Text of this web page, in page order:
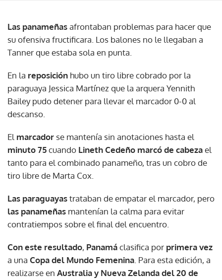
Las panameñasafrontaban problemas para hacer que
su ofensiva fructificara. Los balones no le llegaban a
Tanner que estaba sola en punta.
En la reposición hubo un tiro libre cobrado por la
paraguaya Jessica Martínez que la arquera Yennith
Bailey pudo detener para llevar el marcador 0-0 al
descanso.
El marcador se mantenía sin anotaciones hasta el
minuto 75cuando Lineth Cedeño marcó de cabezael
tanto para el combinado panameño, tras un cobro de
tiro libre de Marta Cox.
Las paraguayastrataban de empatar el marcador, pero
las panameñas mantenían la calma para evitar
contratiempos sobre el final del encuentro.
Con este resultado, Panamáclasifica por primera vez
a una Copa del Mundo Femenina . Para esta edición, a
realizarse en Australia y Nueva Zelanda del 20 de